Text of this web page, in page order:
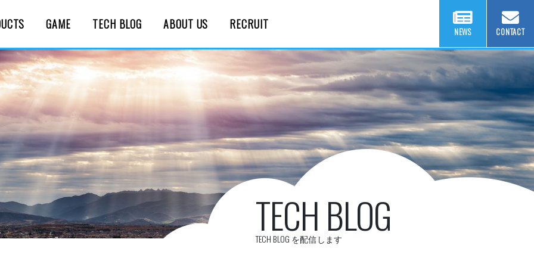
GAME TECH BLOG ABOUT US RECRUIT
NEWS CONTACT
TECH BLOG
TECH BLOG を配信します